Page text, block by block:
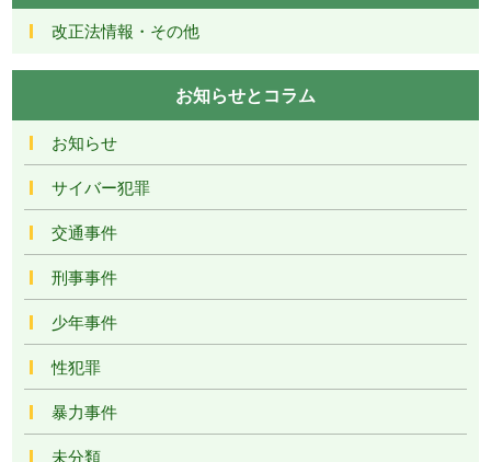
改正法情報・その他
お知らせとコラム
お知らせ
サイバー犯罪
交通事件
刑事事件
少年事件
性犯罪
暴力事件
未分類